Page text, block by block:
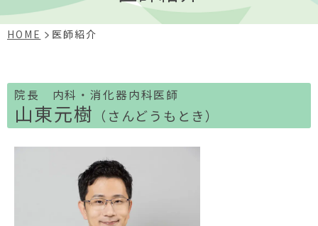
HOME 医師紹介
院長 内科・消化器内科医師
山東元樹 （さんどうもとき）